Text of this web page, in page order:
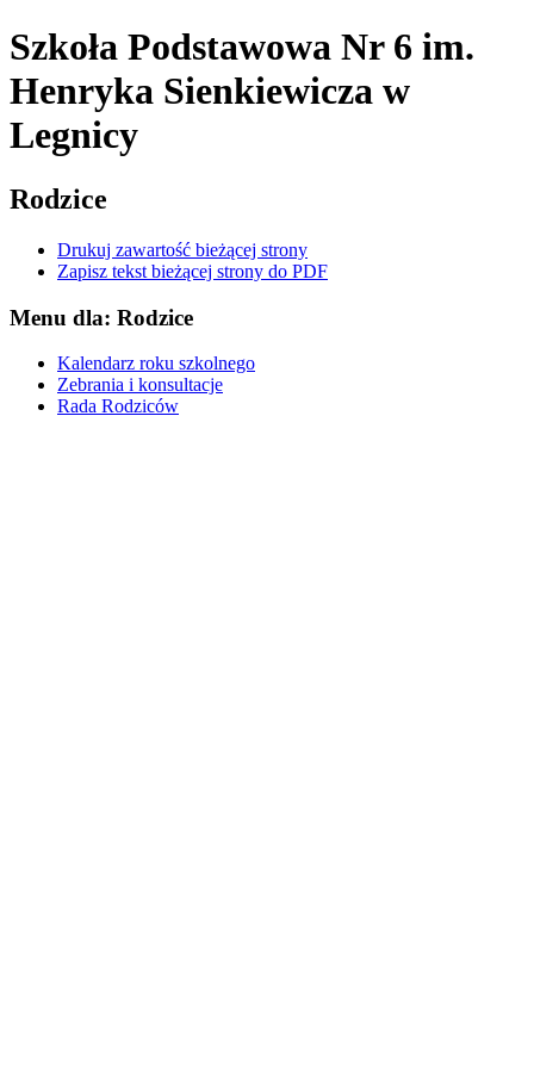
Szkoła Podstawowa Nr 6 im.
Henryka Sienkiewicza w
Legnicy
Rodzice
Drukuj zawartość bieżącej strony
Zapisz tekst bieżącej strony do PDF
Menu dla: Rodzice
Kalendarz roku szkolnego
Zebrania i konsultacje
Rada Rodziców